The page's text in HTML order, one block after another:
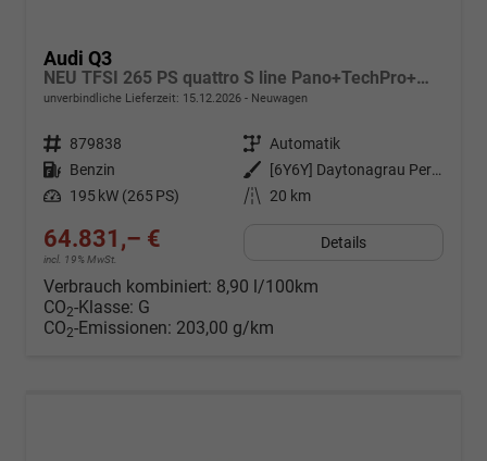
Audi Q3
NEU TFSI 265 PS quattro S line Pano+TechPro+Matrix+AHK+HUD+Alu20+KlimaPlus+DCC+SONOS
unverbindliche Lieferzeit: 15.12.2026 Neuwagen
Fahrzeugnr. 879838 Getriebe Automatik
Kraftstoff Benzin Außenfarbe
[6Y6Y] Daytonagrau Perleffekt
Leistung 195 kW (265 PS) Kilometerstand 20 km
64.831,– €
incl. 19% MwSt.
Details
Verbrauch kombiniert: 8,90 l/100km
CO2-Klasse: G
CO2-Emissionen: 203,00 g/km